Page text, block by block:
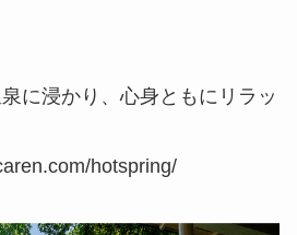
に浸かり、心身ともにリラッ
hotspring/